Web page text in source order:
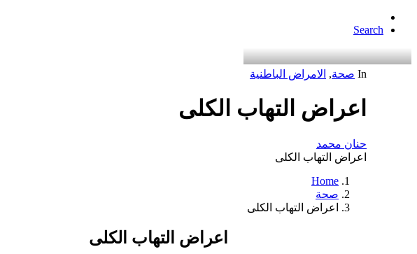
Search
In صحة, الامراض الباطنية
اعراض التهاب الكلى
حنان محمد
اعراض التهاب الكلى
Home
صحة
اعراض التهاب الكلى
اعراض التهاب الكلى